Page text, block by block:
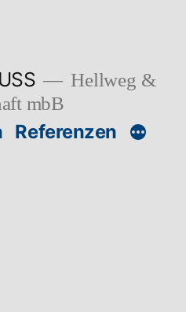
Hellweg &
mbB
Referenzen